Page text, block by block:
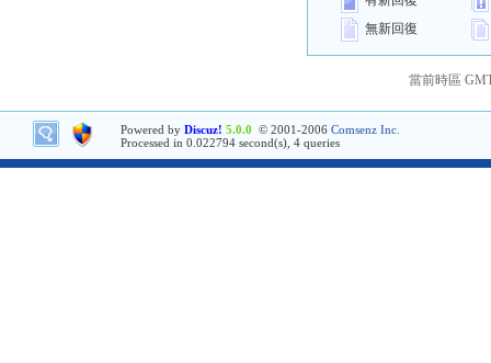
無新回復
當前時區
Powered by Discuz! 5.0.0 © 2001-2006 Comsenz Inc.
Processed in 0.022794 second(s), 4 queries